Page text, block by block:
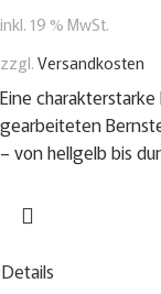
inkl. 19 % MwSt.
zzgl.Versandkosten
Eine
gearbeiteten
– von hellgelb bis
Details